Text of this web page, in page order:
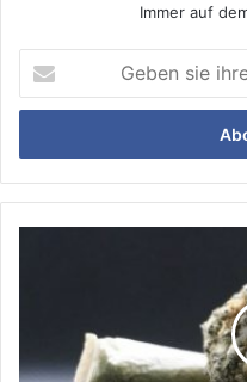
Immer auf
sie
ihre
Mailadresse
ein
gezogen